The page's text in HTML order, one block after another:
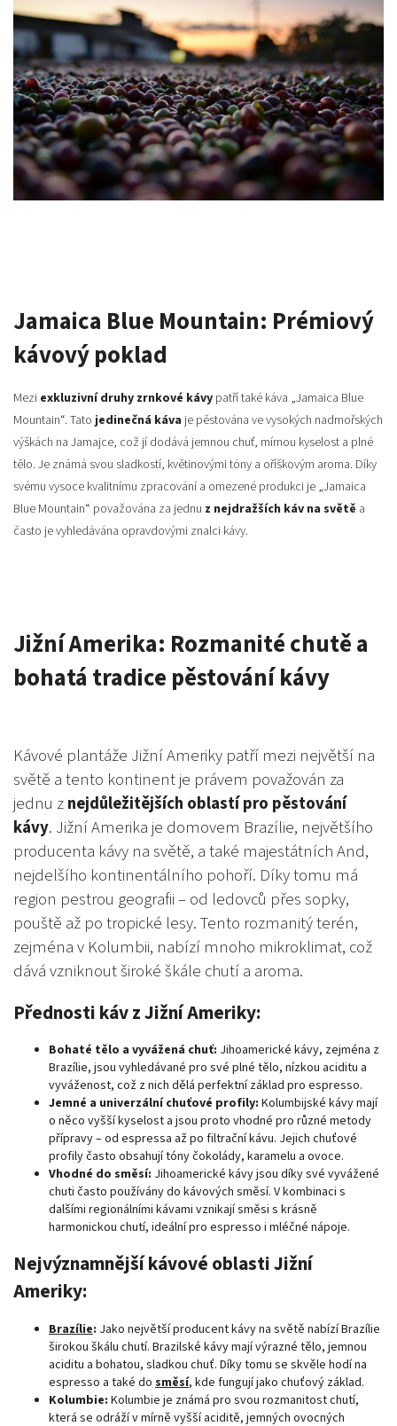
Jamaica Blue Mountain: Prémiový
kávový poklad
Mezi exkluzivní druhy zrnkové kávy patří také káva „Jamaica Blue
Mountain“. Tatojedinečná káva je pěstována ve vysokých nadmořských
výškách na Jamajce, což jí dodává jemnou chuť, mírnou kyselost a plné
tělo. Je známá svou sladkostí, květinovými tóny a oříškovým aroma. Díky
svému vysoce kvalitnímu zpracování a omezené produkci je „Jamaica
Blue Mountain“ považována za jednu z nejdražších káv na světě a
často je vyhledávána opravdovými znalci kávy.
Jižní Amerika: Rozmanité chutě a
bohatá tradice pěstování kávy
Kávové plantáže Jižní Ameriky patří mezi největší na
světě a tento kontinent je právem považován za
jednu znejdůležitějších oblastí pro pěstování
kávy. Jižní Amerika je domovem Brazílie, největšího
producenta kávy na světě, a také majestátních And,
nejdelšího kontinentálního pohoří. Díky tomu má
region pestrou geografii – od ledovců přes sopky,
pouště až po tropické lesy. Tento rozmanitý terén,
zejména v Kolumbii, nabízí mnoho mikroklimat, což
dává vzniknout široké škále chutí a aroma.
Přednosti káv z Jižní Ameriky:
Bohaté tělo a vyvážená chuť: Jihoamerické kávy, zejména z
Brazílie, jsou vyhledávané pro své plné tělo, nízkou aciditu a
vyváženost, což z nich dělá perfektní základ pro espresso.
Jemné a univerzální chuťové profily: Kolumbijské kávy mají
o něco vyšší kyselost a jsou proto vhodné pro různé metody
přípravy – od espressa až po filtrační kávu. Jejich chuťové
profily často obsahují tóny čokolády, karamelu a ovoce.
Vhodné do směsí: Jihoamerické kávy jsou díky své vyvážené
chuti často používány do kávových směsí. V kombinaci s
dalšími regionálními kávami vznikají směsi s krásně
harmonickou chutí, ideální pro espresso i mléčné nápoje.
Nejvýznamnější kávové oblasti Jižní
Ameriky:
Brazílie: Jako největší producent kávy na světě nabízí Brazílie
širokou škálu chutí. Brazilské kávy mají výrazné tělo, jemnou
aciditu a bohatou, sladkou chuť. Díky tomu se skvěle hodí na
espresso a také do směsí, kde fungují jako chuťový základ.
Kolumbie: Kolumbie je známá pro svou rozmanitost chutí,
která se odráží v mírně vyšší aciditě, jemných ovocných